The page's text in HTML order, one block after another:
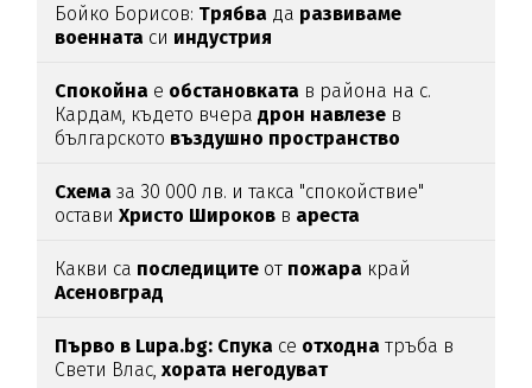
Бойко Борисов: Трябва да развиваме
военната си индустрия
Спокойна е обстановката в района на с.
Кардам, където вчерадрон навлезе в
българското въздушно пространство
Схема за 30 000 лв. и такса "спокойствие"
оставиХристо Широков в ареста
Какви са последиците от пожара край
Асеновград
Първо в Lupa.bg: Спука се отходна тръба в
Свети Влас,хората негодуват